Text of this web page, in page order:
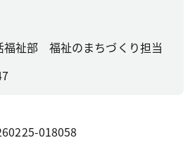
祉部 福祉のまちづくり担当
018058